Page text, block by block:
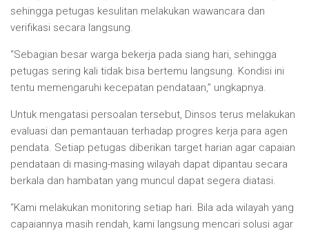
sehingga petugas kesulitan melakukan wawancara dan
verifikasi secara langsung.
“Sebagian besar warga bekerja pada siang hari, sehingga
petugas sering kali tidak bisa bertemu langsung. Kondisi ini
tentu memengaruhi kecepatan pendataan,” ungkapnya.
Untuk mengatasi persoalan tersebut, Dinsos terus melakukan
evaluasi dan pemantauan terhadap progres kerja para agen
pendata. Setiap petugas diberikan target harian agar capaian
pendataan di masing-masing wilayah dapat dipantau secara
berkala dan hambatan yang muncul dapat segera diatasi.
“Kami melakukan monitoring setiap hari. Bila ada wilayah yang
capaiannya masih rendah, kami langsung mencari solusi agar